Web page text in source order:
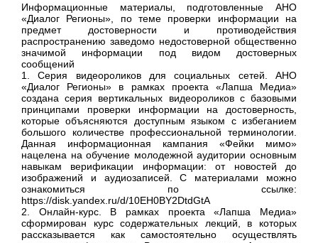
Информационные материалы, подготовленные АНО
«Диалог Регионы», по теме проверки информации на
предмет достоверности и противодействия
распространению заведомо недостоверной общественно
значимой информации под видом достоверных
сообщений
1. Серия видеороликов для социальных сетей. АНО
«Диалог Регионы» в рамках проекта «Лапша Медиа»
создана серия вертикальных видеороликов с базовыми
принципами проверки информации на достоверность,
которые объясняются доступным языком с избеганием
большого количестве профессиональной терминологии.
Данная информационная кампания «Фейки мимо»
нацелена на обучение молодежной аудитории основным
навыкам верификации информации: от новостей до
изображений и аудиозаписей. С материалами можно
ознакомиться по ссылке:
https://disk.yandex.ru/d/10EH0BY2DtdGtA
2. Онлайн-курс. В рамках проекта «Лапша Медиа»
сформирован курс содержательных лекций, в которых
рассказывается как самостоятельно осуществлять